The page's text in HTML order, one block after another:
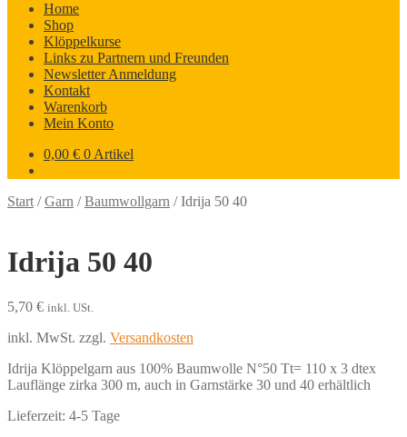
Home
Shop
Klöppelkurse
Links zu Partnern und Freunden
Newsletter Anmeldung
Kontakt
Warenkorb
Mein Konto
0,00 € 0 Artikel
Start /Garn /Baumwollgarn /Idrija 50 40
Idrija 50 40
5,70 € inkl. USt.
inkl. MwSt. zzgl. Versandkosten
Idrija Klöppelgarn aus 100% Baumwolle N°50 Tt= 110 x 3 dtex
Lauflänge zirka 300 m, auch in Garnstärke 30 und 40 erhältlich
Lieferzeit: 4-5 Tage